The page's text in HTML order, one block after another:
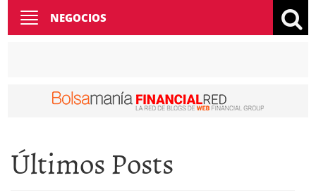
Toggle
navigation
NEGOCIOS
Últimos Posts